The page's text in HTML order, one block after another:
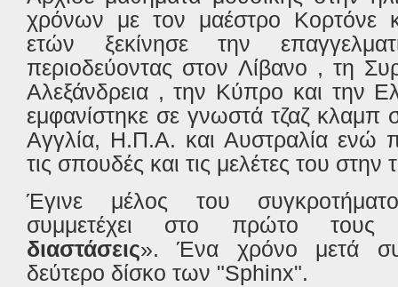
χρόνων με τον μαέστρο Κορτόνε
ετών ξεκίνησε την
περιοδεύοντας στον Λίβανο , τη
Αλεξάνδρεια , την Κύπρο και την
εμφανίστηκε σε γνωστά τζαζ κλαμπ
Αγγλία, Η.Π.Α. και Αυστραλία ενώ
τις σπουδές και τις μελέτες του στην
Έγινε μέλος του
συμμετέχει στο πρώτο
διαστάσεις». Ένα χρόνο μετά
δεύτερο δίσκο των "Sphinx".